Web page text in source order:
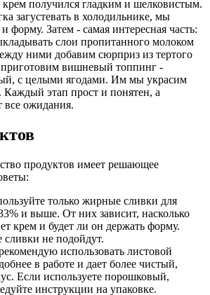
получился гладким и шелковистым.
загустевать в холодильнике, мы
форму. Затем - самая интересная часть:
слои пропитанного молоком
ними добавим сюрприз из тертого
вишневый топпинг -
с целыми ягодами. Им мы украсим
Каждый этап прост и понятен, а
все ожидания.
продуктов имеет решающее
только жирные сливки для
и выше. От них зависит, насколько
крем и будет ли он держать форму.
не подойдут.
использовать листовой
в работе и дает более чистый,
Если используете порошковый,
инструкции на упаковке.